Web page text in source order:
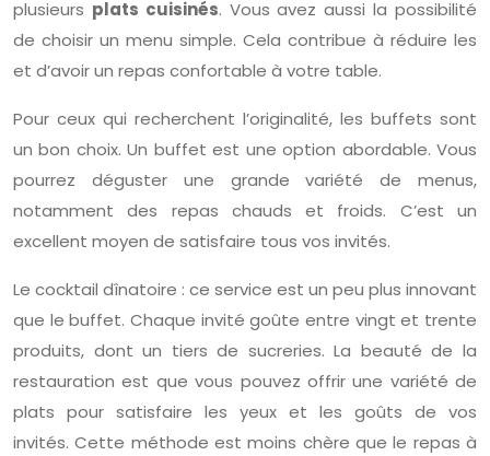
plusieurs plats cuisinés. Vous avez aussi la possibilité
de choisir un menu simple. Cela contribue à réduire les
et d’avoir un repas confortable à votre table.
Pour ceux qui recherchent l’originalité, les buffets sont
un bon choix. Un buffet est une option abordable. Vous
pourrez déguster une grande variété de menus,
notamment des repas chauds et froids. C’est un
excellent moyen de satisfaire tous vos invités.
Le cocktail dînatoire : ce service est un peu plus innovant
que le buffet. Chaque invité goûte entre vingt et trente
produits, dont un tiers de sucreries. La beauté de la
restauration est que vous pouvez offrir une variété de
plats pour satisfaire les yeux et les goûts de vos
invités. Cette méthode est moins chère que le repas à